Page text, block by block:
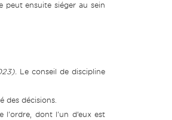
peut ensuite siéger au sein
Le conseil de discipline
des décisions.
l'ordre, dont l'un d’eux est